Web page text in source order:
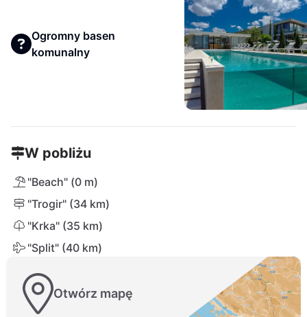
Ogromny basen
komunalny
W pobliżu
"Beach" (0 m)
"Trogir" (34 km)
"Krka" (35 km)
"Split" (40 km)
Otwórz mapę